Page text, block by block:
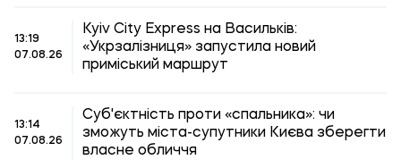
13:19
07.08.26
Kyiv City Express на Васильків:
«Укрзалізниця» запустила новий
приміський маршрут
13:14
07.08.26
Суб'єктність проти «спальника»: чи
зможуть міста-супутники Києва зберегти
власне обличчя